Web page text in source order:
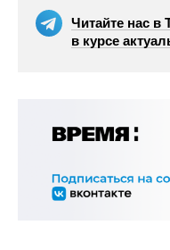
Читайте нас в
в курсе